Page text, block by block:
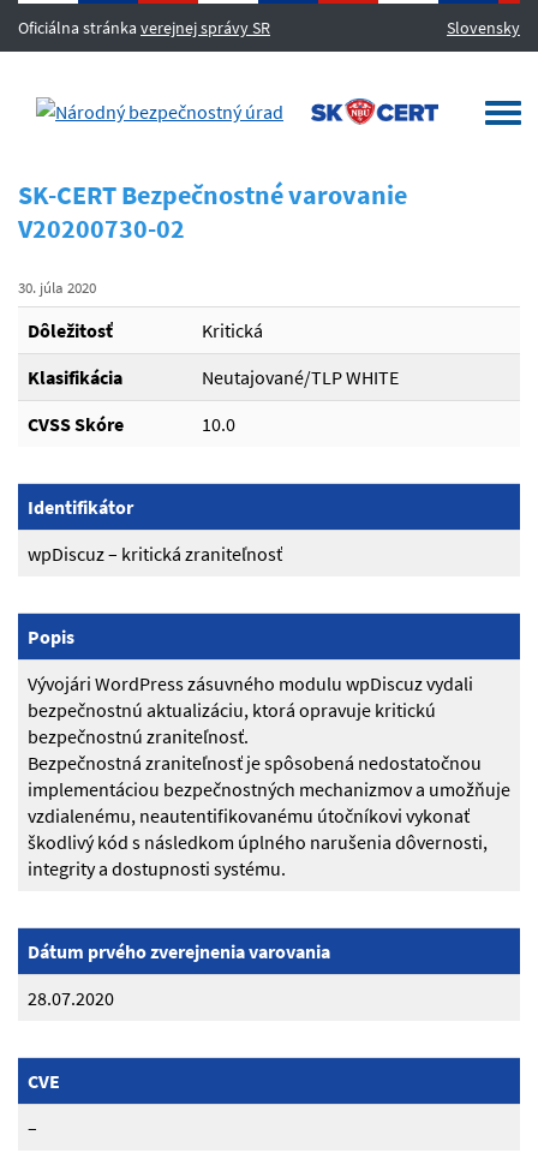
Oficiálna stránka verejnej správy SR Slovensky
MENU
SK-CERT Bezpečnostné varovanie
V20200730-02
30. júla 2020
Dôležitosť
Kritická
Klasifikácia
Neutajované/TLP WHITE
CVSS Skóre
10.0
Identifikátor
wpDiscuz – kritická zraniteľnosť
Popis
Vývojári WordPress zásuvného modulu wpDiscuz vydali
bezpečnostnú aktualizáciu, ktorá opravuje kritickú
bezpečnostnú zraniteľnosť.
Bezpečnostná zraniteľnosť je spôsobená nedostatočnou
implementáciou bezpečnostných mechanizmov a umožňuje
vzdialenému, neautentifikovanému útočníkovi vykonať
škodlivý kód s následkom úplného narušenia dôvernosti,
integrity a dostupnosti systému.
Dátum prvého zverejnenia varovania
28.07.2020
CVE
–